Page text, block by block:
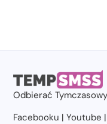
Odbierać
Facebooku |Youtube